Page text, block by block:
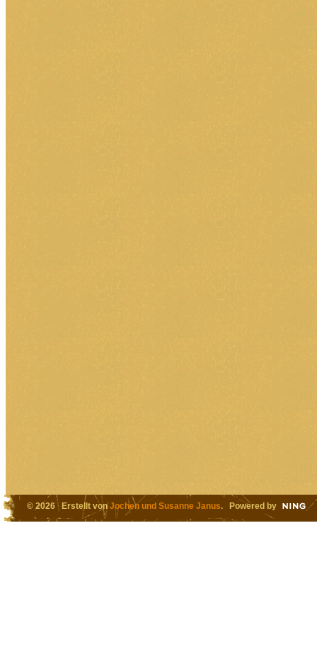
© 2026 Erstellt vonJochen und Susanne Janus. Powered by